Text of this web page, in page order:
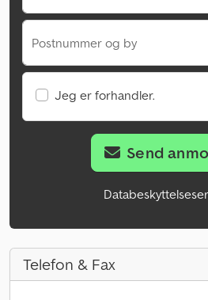
Postnummer og by
Jeg er forhandler.
Send
Telefon & Fax